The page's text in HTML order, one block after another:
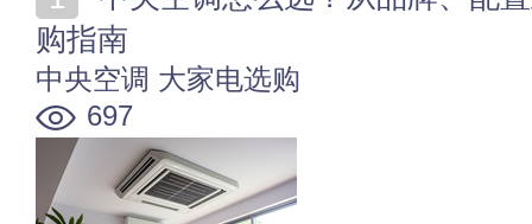
购指南
中央空调 大家电选购
697